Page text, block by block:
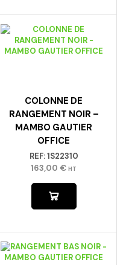
COLONNE DE
RANGEMENT NOIR –
MAMBO GAUTIER
OFFICE
REF:1S22310
163,00 € HT